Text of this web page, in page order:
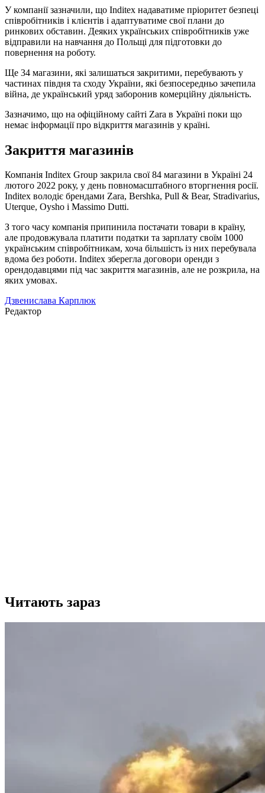
У компанії зазначили, що Inditex надаватиме пріоритет безпеці
співробітників і клієнтів і адаптуватиме свої плани до
ринкових обставин. Деяких українських співробітників уже
відправили на навчання до Польщі для підготовки до
повернення на роботу.
Ще 34 магазини, які залишаться закритими, перебувають у
частинах півдня та сходу України, які безпосередньо зачепила
війна, де український уряд заборонив комерційну діяльність.
Зазначимо, що на офіційному сайті Zara в Україні поки що
немає інформації про відкриття магазинів у країні.
Закриття магазинів
Компанія Inditex Group закрила свої 84 магазини в Україні 24
лютого 2022 року, у день повномасштабного вторгнення росії.
Inditex володіє брендами Zara, Bershka, Pull & Bear, Stradivarius,
Uterque, Oysho і Massimo Dutti.
З того часу компанія припинила постачати товари в країну,
але продовжувала платити податки та зарплату своїм 1000
українським співробітникам, хоча більшість із них перебувала
вдома без роботи. Inditex зберегла договори оренди з
орендодавцями під час закриття магазинів, але не розкрила, на
яких умовах.
Дзвенислава Карплюк
Редактор
Читають зараз